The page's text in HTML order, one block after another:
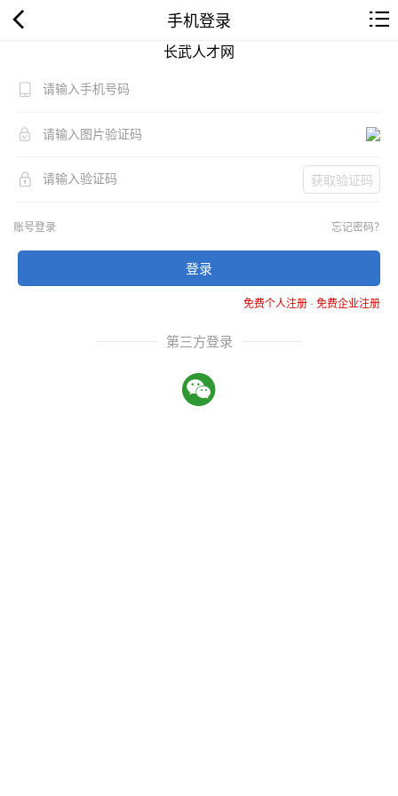
手机登录
长武人才网
获取验证码
账号登录 忘记密码？
登录
免费个人注册-免费企业注册
第三方登录